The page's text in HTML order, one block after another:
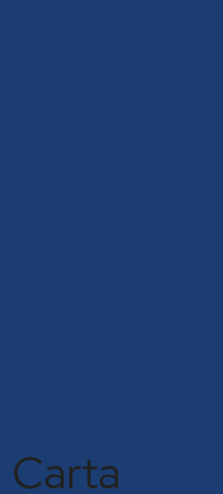
Carta